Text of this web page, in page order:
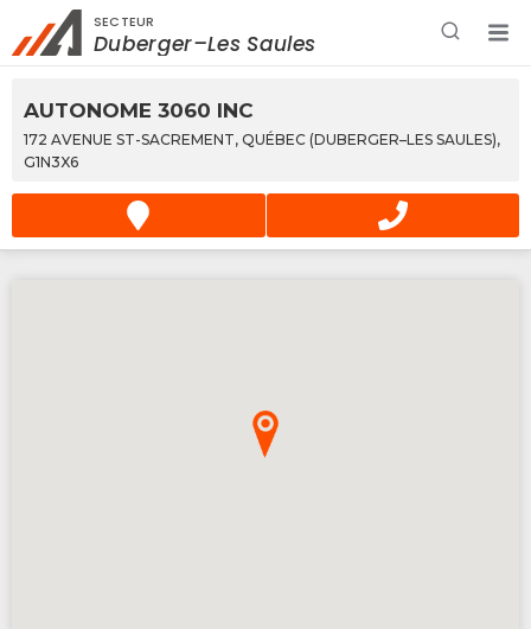
Rechercher à proximité - Entreprise / Rabais /
Services
SECTEUR
Duberger–Les Saules
AUTONOME 3060 INC
172 AVENUE ST-SACREMENT, QUÉBEC (DUBERGER–LES SAULES),
G1N3X6